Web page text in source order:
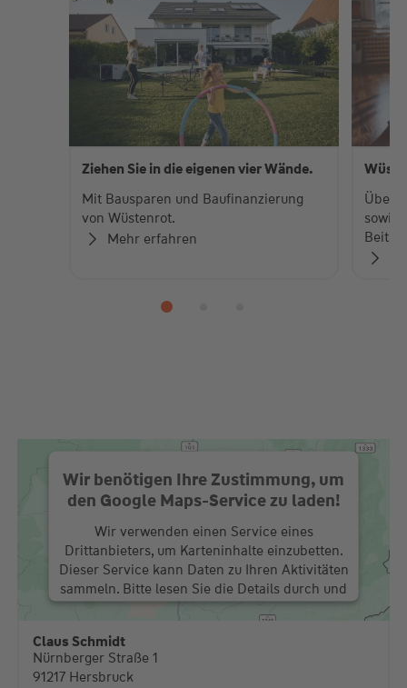
Ziehen Sie in die eigenen vier Wände.
Mit Bausparen und Baufinanzierung
von Wüstenrot.
Mehr erfahren
Über
sowie
Wir benötigen Ihre Zustimmung, um
den Google Maps-Service zu laden!
Wir verwenden einen Service eines
Drittanbieters, um Karteninhalte einzubetten.
Dieser Service kann Daten zu Ihren Aktivitäten
sammeln. Bitte lesen Sie die Details durch und
stimmen Sie der Nutzung des Service zu, um
diese Karte anzuzeigen.
Mehr Informationen
Claus Schmidt
Nürnberger Straße 1
91217 Hersbruck